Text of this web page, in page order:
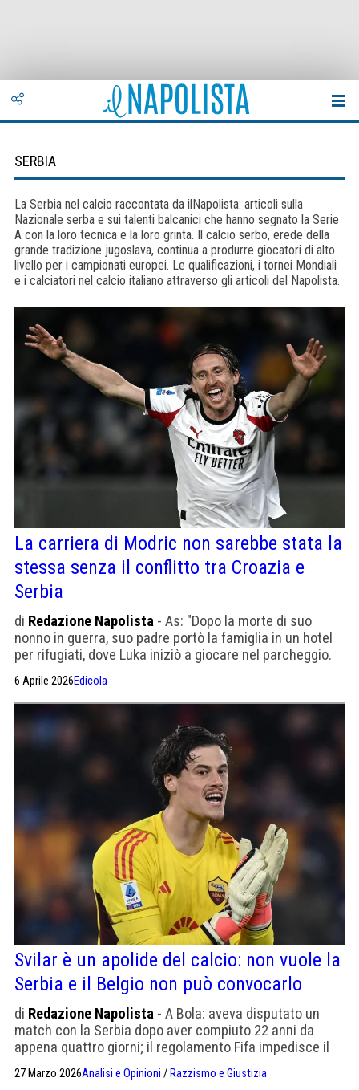
SERBIA
La Serbia nel calcio raccontata da ilNapolista: articoli sulla
Nazionale serba e sui talenti balcanici che hanno segnato la Serie
A con la loro tecnica e la loro grinta. Il calcio serbo, erede della
grande tradizione jugoslava, continua a produrre giocatori di alto
livello per i campionati europei. Le qualificazioni, i tornei Mondiali
e i calciatori nel calcio italiano attraverso gli articoli del Napolista.
La carriera di Modric non sarebbe stata la
stessa senza il conflitto tra Croazia e
Serbia
di Redazione Napolista - As: "Dopo la morte di suo
nonno in guerra, suo padre portò la famiglia in un hotel
per rifugiati, dove Luka iniziò a giocare nel parcheggio.
6 Aprile 2026Edicola
Svilar è un apolide del calcio: non vuole la
Serbia e il Belgio non può convocarlo
di Redazione Napolista - A Bola: aveva disputato un
match con la Serbia dopo aver compiuto 22 anni da
appena quattro giorni; il regolamento Fifa impedisce il
tribunale
27 Marzo 2026Analisi e Opinioni / Razzismo e Giustizia